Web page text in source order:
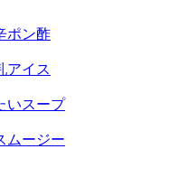
ポン酢
アイス
いスープ
ムージー